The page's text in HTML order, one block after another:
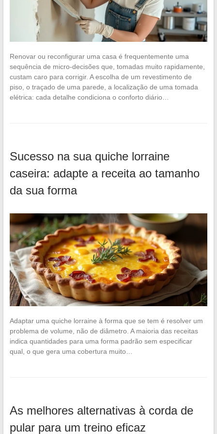
Renovar ou reconfigurar uma casa é frequentemente uma
sequência de micro-decisões que, tomadas muito rapidamente,
custam caro para corrigir. A escolha de um revestimento de
piso, o traçado de uma parede, a localização de uma tomada
elétrica: cada detalhe condiciona o conforto diário…
Sucesso na sua quiche lorraine
caseira: adapte a receita ao tamanho
da sua forma
Adaptar uma quiche lorraine à forma que se tem é resolver um
problema de volume, não de diâmetro. A maioria das receitas
indica quantidades para uma forma padrão sem especificar
qual, o que gera uma cobertura muito…
As melhores alternativas à corda de
pular para um treino eficaz